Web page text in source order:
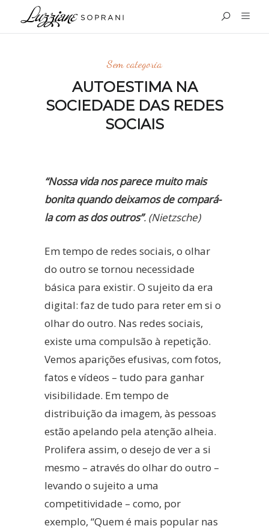
Sem categoria
AUTOESTIMA NA
SOCIEDADE DAS REDES
SOCIAIS
“Nossa vida nos parece muito mais
bonita quando deixamos de compará-
la com as dos outros”. (Nietzsche)
Em tempo de redes sociais, o olhar
do outro se tornou necessidade
básica para existir. O sujeito da era
digital: faz de tudo para reter em si o
olhar do outro. Nas redes sociais,
existe uma compulsão à repetição.
Vemos aparições efusivas, com fotos,
fatos e vídeos – tudo para ganhar
visibilidade. Em tempo de
distribuição da imagem, às pessoas
estão apelando pela atenção alheia.
Prolifera assim, o desejo de ver a si
mesmo – através do olhar do outro –
levando o sujeito a uma
competitividade – como, por
exemplo, “Quem é mais popular nas